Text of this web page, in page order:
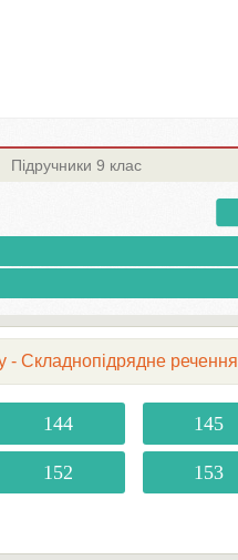
Підручники 9 клас
- Складнопідрядне речення
144 145
152 153